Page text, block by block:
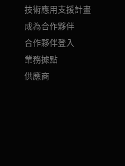
技術應用支援計畫
成為合作夥伴
合作夥伴登入
業務據點
供應商